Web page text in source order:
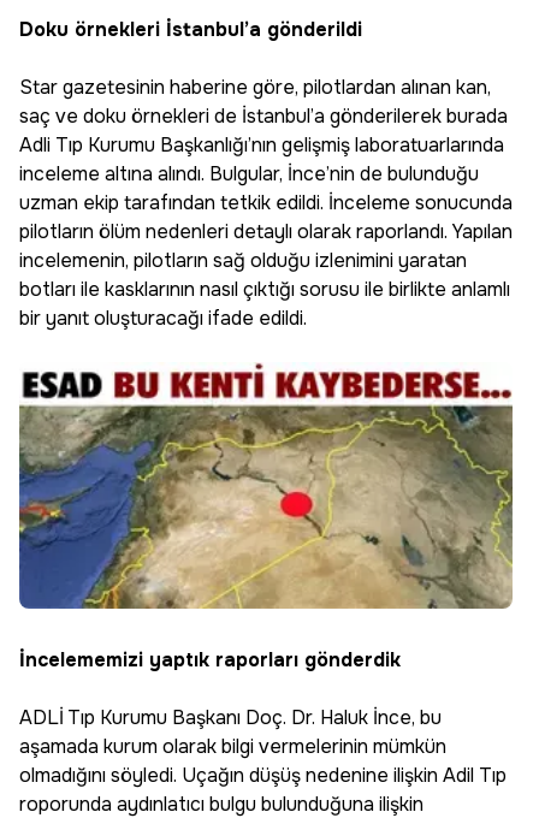
Doku örnekleri İstanbul’a gönderildi
Star gazetesinin haberine göre, pilotlardan alınan kan,
saç ve doku örnekleri de İstanbul’a gönderilerek burada
Adli Tıp Kurumu Başkanlığı’nın gelişmiş laboratuarlarında
inceleme altına alındı. Bulgular, İnce’nin de bulunduğu
uzman ekip tarafından tetkik edildi. İnceleme sonucunda
pilotların ölüm nedenleri detaylı olarak raporlandı. Yapılan
incelemenin, pilotların sağ olduğu izlenimini yaratan
botları ile kasklarının nasıl çıktığı sorusu ile birlikte anlamlı
bir yanıt oluşturacağı ifade edildi.
İncelememizi yaptık raporları gönderdik
ADLİ Tıp Kurumu Başkanı Doç. Dr. Haluk İnce, bu
aşamada kurum olarak bilgi vermelerinin mümkün
olmadığını söyledi. Uçağın düşüş nedenine ilişkin Adil Tıp
roporunda aydınlatıcı bulgu bulunduğuna ilişkin